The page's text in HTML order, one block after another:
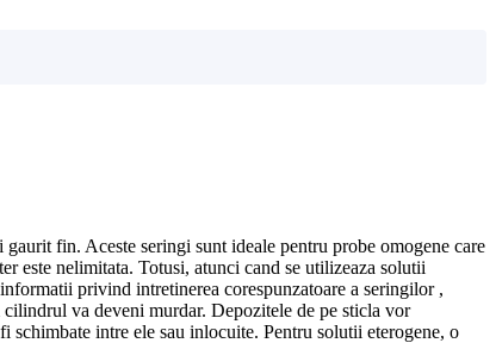
fin. Aceste seringi sunt ideale pentru probe omogene care
este nelimitata. Totusi, atunci cand se utilizeaza solutii
privind intretinerea corespunzatoare a seringilor ,
va deveni murdar. Depozitele de pe sticla vor
intre ele sau inlocuite. Pentru solutii eterogene, o